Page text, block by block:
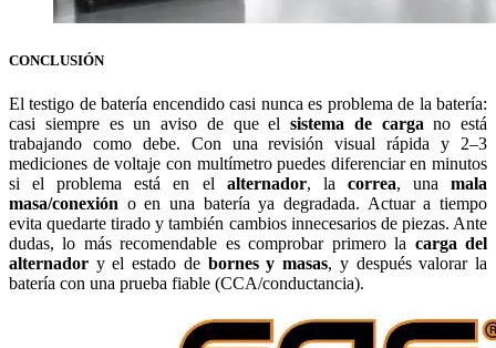
CONCLUSIÓN
El testigo de batería encendido casi nunca es problema de la batería:
casi siempre es un aviso de que el sistema de cargano está
trabajando como debe. Con una revisión visual rápida y 2–3
mediciones de voltaje con multímetro puedes diferenciar en minutos
si el problema está en el alternador, la correa, unamala
masa/conexión o en una batería ya degradada. Actuar a tiempo
evita quedarte tirado y también cambios innecesarios de piezas. Ante
dudas, lo más recomendable es comprobar primero la carga del
alternador y el estado de bornes y masas, y después valorar la
batería con una prueba fiable (CCA/conductancia).